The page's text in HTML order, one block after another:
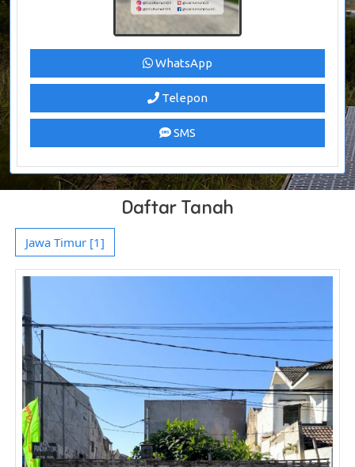
WhatsApp
Telepon
SMS
Daftar Tanah
Jawa Timur [1]